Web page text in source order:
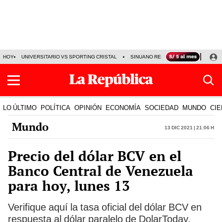
HOY UNIVERSITARIO VS SPORTING CRISTAL SINUANO RESULTADOS HOY
LO ÚLTIMO POLÍTICA OPINIÓN ECONOMÍA SOCIEDAD MUNDO
Mundo 13 Dic 2021 | 21:06 h
Precio del dólar BCV en el
Banco Central de Venezuela
para hoy, lunes 13
Verifique aquí la tasa oficial del dólar BCV en
respuesta al dólar paralelo de DolarToday,